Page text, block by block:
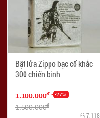
Bật lửa Zippo bạc cổ khắc
300 chiến binh
1.100.000đ -27%
1.500.000đ
7.118